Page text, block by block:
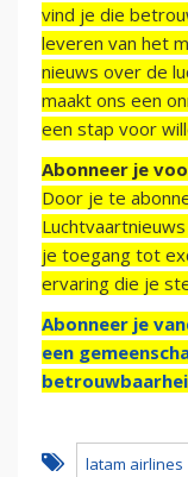
vind je die
leveren van het
nieuws over de
maakt ons een
een stap voor
Abonneer je
Door je te
je toegang tot
ervaring die je
Abonneer je
een
latam airlines